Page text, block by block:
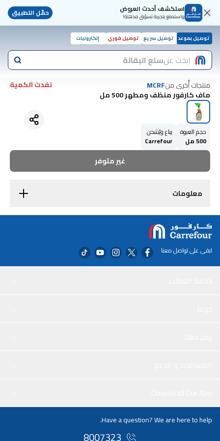
استكشف أحدث العروض
واستمتع بتجربة تسوّق مذهلة! حمّل التطبيق
توصيل بموعد توصيل سريع توصيل فوري إلكترونيات
ابحث عنسلع البقالة
منتجات أُخرى منMCRF
نفدت الكمية
ماف كارفور منظف ومطهر 500 مل
حجم العبوة
500 مل
يباع ويُشحن
Carrefour
غير متوفر
معلومات
ابقى على تواصل معنا
Have a question? We are here to help.
8007323